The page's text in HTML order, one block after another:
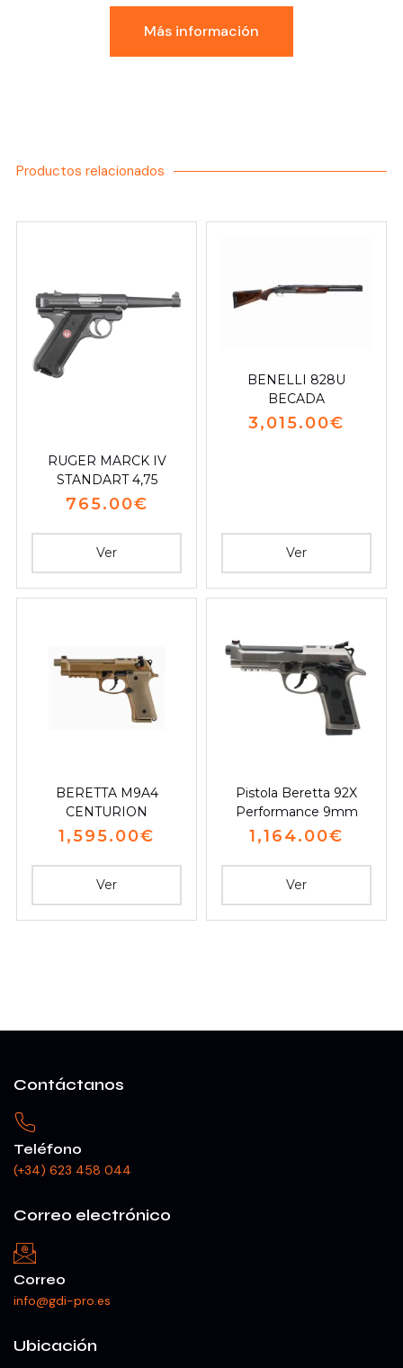
Más información
Productos relacionados
RUGER MARCK IV
STANDART 4,75
765.00€
Ver
BENELLI 828U
BECADA
3,015.00€
Ver
BERETTA M9A4
CENTURION
1,595.00€
Ver
Pistola Beretta 92X
Performance 9mm
1,164.00€
Ver
Contáctanos
Teléfono
(+34) 623 458 044
Correo electrónico
Correo
info@gdi-pro.es
Ubicación